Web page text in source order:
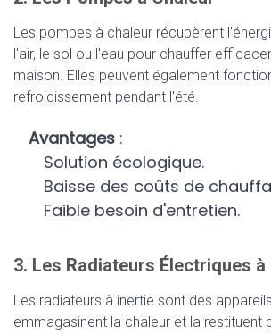
Les pompes à chaleur récupèrent
l'air, le sol ou l'eau pour chauffer
maison. Elles peuvent également
refroidissement pendant l'été.
Avantages:
Solution écologique.
Baisse des coûts de
Faible besoin d'entretien.
3. Les Radiateurs Électriques
Les radiateurs à inertie sont des
emmagasinent la chaleur et la restituent